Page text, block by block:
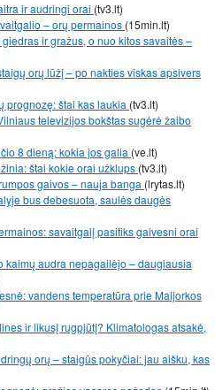
ir audringi orai (tv3.lt)
– orų permainos (15min.lt)
ir gražus, o nuo kitos savaitės –
orų lūžį – po nakties viskas apsivers
prognozę: štai kas laukia (tv3.lt)
televizijos bokštas sugėrė žaibo
8 dieną: kokia jos galia (ve.lt)
štai kokie orai užklups (tv3.lt)
gaivos – nauja banga (lrytas.lt)
bus debesuota, saulės daugės
savaitgalį pasitiks gaivesni orai
kaimų audra nepagailėjo – daugiausia
vandens temperatūra prie Maljorkos
ir likusį rugpjūtį? Klimatologas atsakė,
orų – staigūs pokyčiai: jau aišku, kas